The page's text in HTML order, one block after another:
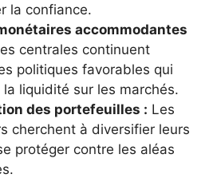
la confiance.
accommodantes
centrales continuent
politiques favorables qui
liquidité sur les marchés.
des portefeuilles : Les
cherchent à diversifier leurs
protéger contre les aléas